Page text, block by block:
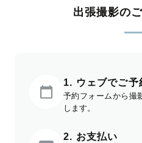
出張撮影の
1. ウェブでご予
予約フォームから撮
します。
2. お支払い